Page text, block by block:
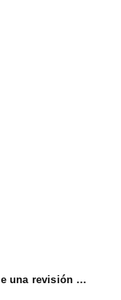
FORO Siero exige una revisión integral del servicio de recogida de residuos para acabar con los contenedores desbordados y la imagen de abandono del concejo